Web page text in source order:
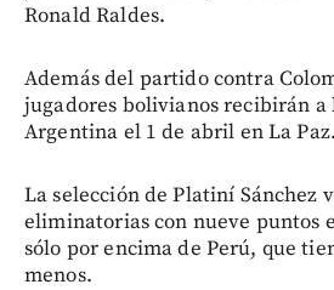
Ronald Raldes.
Además del partido contra
jugadores bolivianos recibirán a
Argentina el 1 de abril en La Paz.
La selección de Platiní Sánchez
eliminatorias con nueve puntos
sólo por encima de Perú, que
menos.